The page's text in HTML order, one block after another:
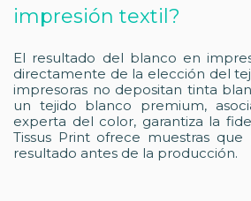
impresión textil?
El resultado del blanco en
directamente de la elección del
impresoras no depositan tinta
un tejido blanco premium,
experta del color, garantiza la
Tissus Print ofrece muestras
resultado antes de la producción.